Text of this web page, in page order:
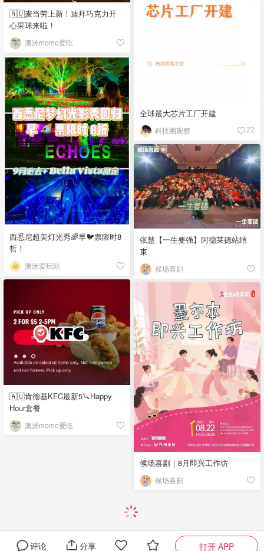
🇦🇺麦当劳上新！迪拜巧克力开
心果球来啦！
澳洲momo爱吃
全球最大芯片工厂开建
科技圈观察 22
西悉尼超美灯光秀🌈早🐦票限时8
哲！
澳洲爱玩站
张慧【一生要强】阿德莱德站结
束
候场喜剧
🇦🇺肯德基KFC最新5🔪Happy
Hour套餐
澳洲momo爱吃
候场喜剧｜8月即兴工作坊
候场喜剧
评论 分享 打开 APP